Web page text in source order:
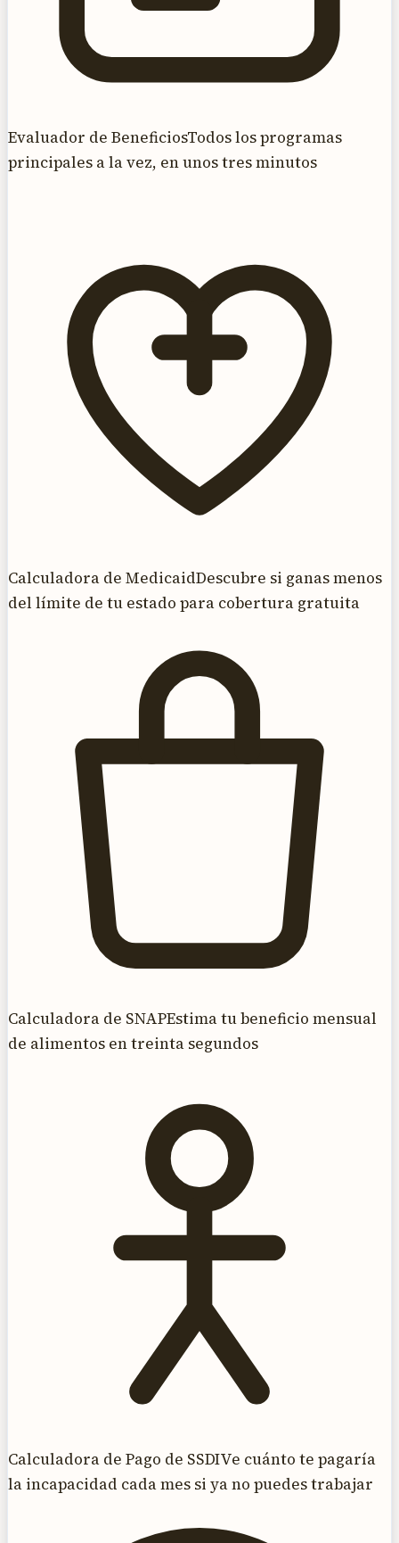
Evaluador de BeneficiosTodos los programas
principales a la vez, en unos tres minutos
Calculadora de MedicaidDescubre si ganas menos
del límite de tu estado para cobertura gratuita
Calculadora de SNAPEstima tu beneficio mensual
de alimentos en treinta segundos
Calculadora de Pago de SSDIVe cuánto te pagaría
la incapacidad cada mes si ya no puedes trabajar